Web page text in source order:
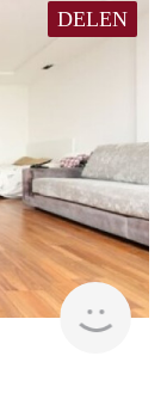
DELEN